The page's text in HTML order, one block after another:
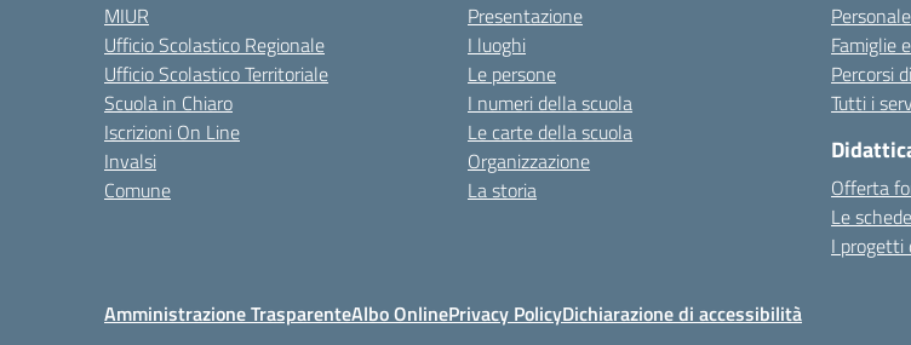
MIUR
Ufficio Scolastico Regionale
Ufficio Scolastico Territoriale
Scuola in Chiaro
Iscrizioni On Line
Invalsi
Comune
Presentazione
I luoghi
Le persone
I numeri della scuola
Le carte della scuola
Organizzazione
La storia
Famiglie
Percorsi
Tutti i
Offerta
Le
I progetti
Amministrazione TrasparenteAlbo OnlinePrivacy PolicyDichiarazione di accessibilità